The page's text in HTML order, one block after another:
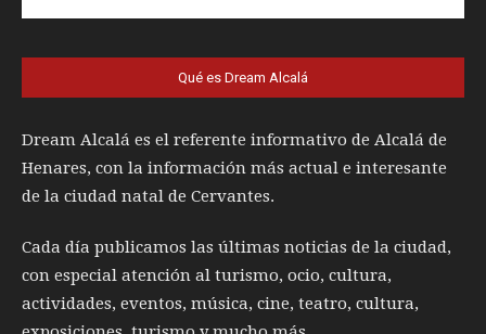
Qué es Dream Alcalá
Dream Alcalá es el referente informativo de Alcalá de
Henares, con la información más actual e interesante
de la ciudad natal de Cervantes.
Cada día publicamos las últimas noticias de la ciudad,
con especial atención al turismo, ocio, cultura,
actividades, eventos, música, cine, teatro, cultura,